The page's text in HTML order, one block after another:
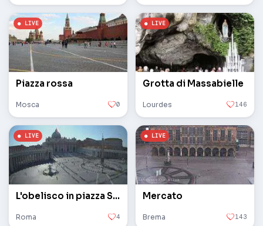
Piazza rossa
Mosca 0
Grotta di Massabielle
Lourdes 146
L'obelisco in piazza San Pietro in Vaticano
Roma 4
Mercato
Brema 143